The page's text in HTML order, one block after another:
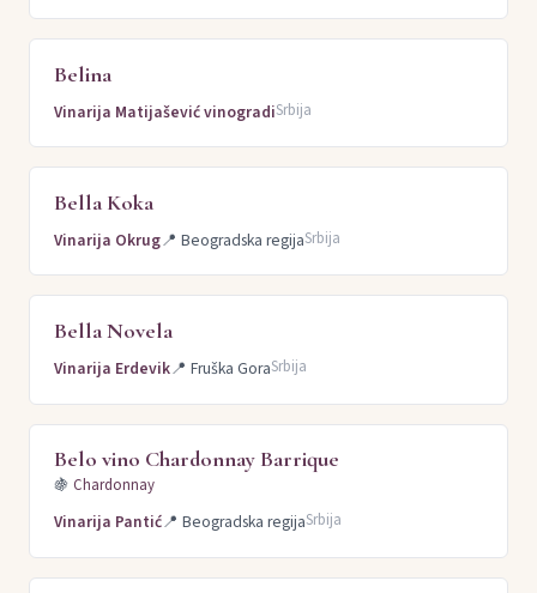
Belina
Vinarija Matijašević vinogradiSrbija
Bella Koka
Vinarija Okrug📍 Beogradska regijaSrbija
Bella Novela
Vinarija Erdevik📍 Fruška GoraSrbija
Belo vino Chardonnay Barrique
🍇 Chardonnay
Vinarija Pantić📍 Beogradska regijaSrbija